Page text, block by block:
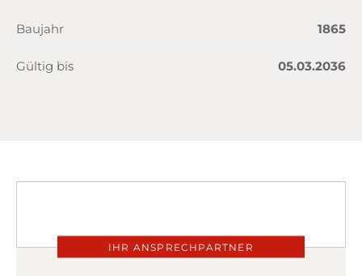
Baujahr 1865
Gültig bis 05.03.2036
IHR ANSPRECHPARTNER